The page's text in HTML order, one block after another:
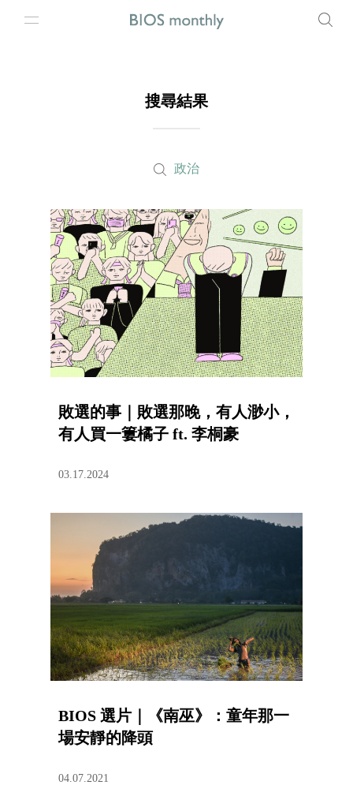
搜尋結果
政治
敗選的事｜敗選那晚，有人渺小，
有人買一簍橘子 ft. 李桐豪
03.17.2024
BIOS 選片｜《南巫》：童年那一
場安靜的降頭
04.07.2021